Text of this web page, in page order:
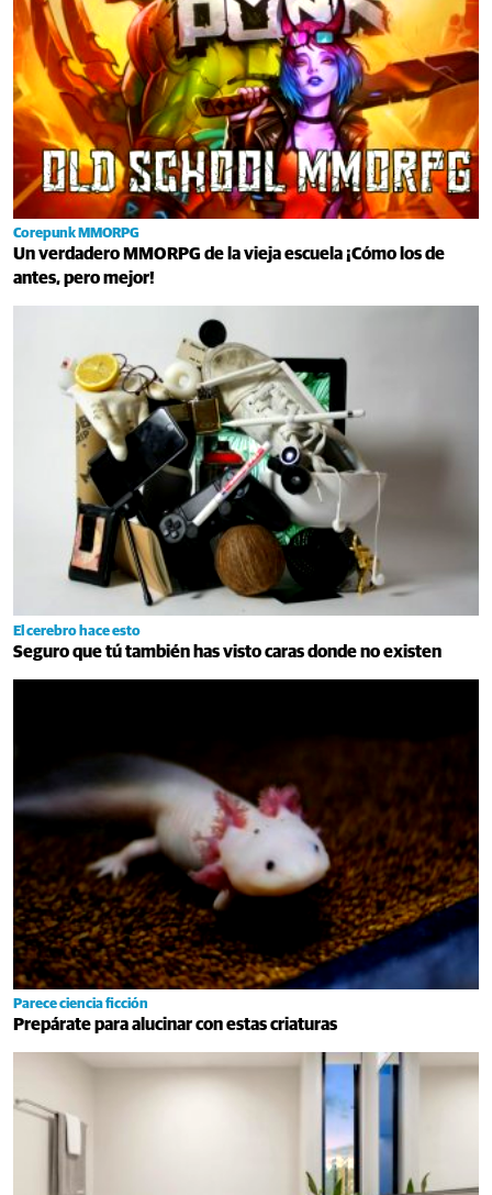
Corepunk MMORPG
Un verdadero MMORPG de la vieja escuela ¡Cómo los de
antes, pero mejor!
El cerebro hace esto
Seguro que tú también has visto caras donde no existen
Parece ciencia ficción
Prepárate para alucinar con estas criaturas